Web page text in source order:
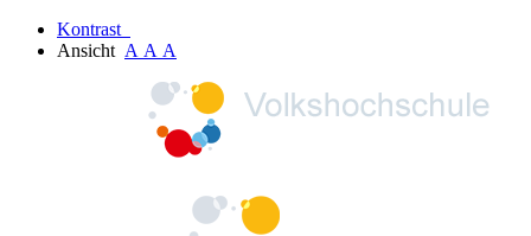
Kontrast
Ansicht A A A